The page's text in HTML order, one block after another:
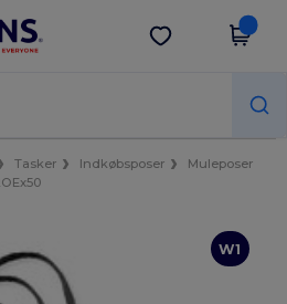
Hent app
Tasker Indkøbsposer
Muleposer
W1